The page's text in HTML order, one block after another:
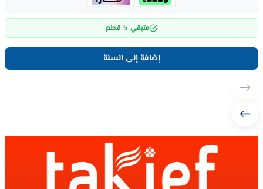
متبقي 5 قطع
إضافة إلى السلة